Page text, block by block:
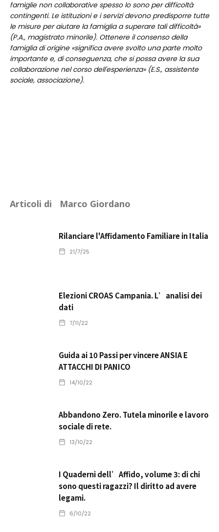
famiglie non collaborative spesso lo sono per difficoltà
contingenti. Le istituzioni e i servizi devono predisporre tutte
le misure per aiutare la famiglia a superare tali difficoltà»
(P.A., magistrato minorile). Ottenere il consenso della
famiglia di origine «significa avere svolto una parte molto
importante e, di conseguenza, che si possa avere la sua
collaborazione nel corso dell'esperienza» (E.S., assistente
sociale, associazione).
Articoli di Marco Giordano
Rilanciare l'Affidamento Familiare in Italia
21/7/25
Elezioni CROAS Campania. L’analisi dei
dati
7/11/22
Guida ai 10 Passi per vincere ANSIA E
ATTACCHI DI PANICO
14/10/22
Abbandono Zero. Tutela minorile e lavoro
sociale di rete.
13/10/22
I Quaderni dell’Affido, volume 3: di chi
sono questi ragazzi? Il diritto ad avere
legami.
6/10/22